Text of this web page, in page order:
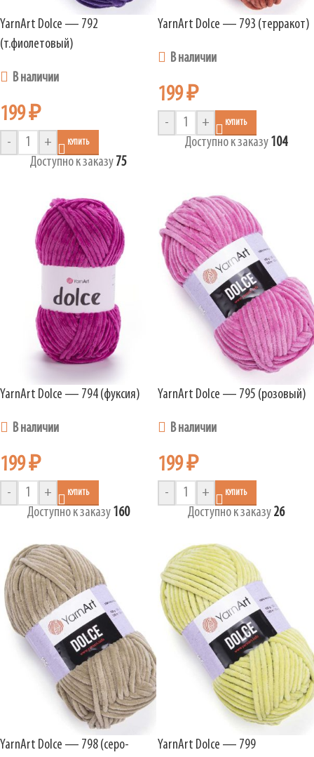
YarnArt Dolce — 792
(т.фиолетовый)
В наличии
199₽
- + КУПИТЬ
Доступно к заказу 75
YarnArt Dolce — 793 (терракот)
В наличии
199₽
- + КУПИТЬ
Доступно к заказу 104
YarnArt Dolce — 794 (фуксия)
В наличии
199₽
- + КУПИТЬ
Доступно к заказу 160
YarnArt Dolce — 795 (розовый)
В наличии
199₽
- + КУПИТЬ
Доступно к заказу 26
YarnArt Dolce — 798 (серо-
YarnArt Dolce — 799